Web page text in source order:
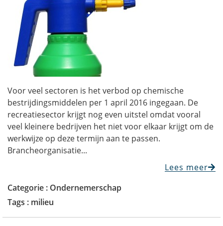
Voor veel sectoren is het verbod op chemische
bestrijdingsmiddelen per 1 april 2016 ingegaan. De
recreatiesector krijgt nog even uitstel omdat vooral
veel kleinere bedrijven het niet voor elkaar krijgt om de
werkwijze op deze termijn aan te passen.
Brancheorganisatie...
Lees meer
Categorie : Ondernemerschap
Tags : milieu